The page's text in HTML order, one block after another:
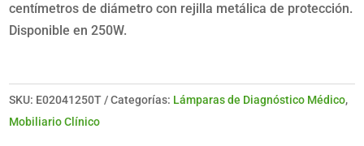
centímetros de diámetro con rejilla metálica de protección.
Disponible en 250W.
SKU: E02041250T Categorías: Lámparas de Diagnóstico Médico,
Mobiliario Clínico